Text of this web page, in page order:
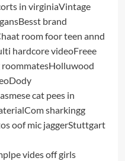
in virginiaVintage
brand
room foor teen annd
hardcore videoFreee
roommatesHolluwood
cat pees in
sharkingg
oof mic jaggerStuttgart
vides off girls